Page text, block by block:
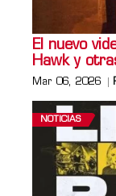
El nuevo
Hawk y
Mar 06, 2026
NOTICIAS